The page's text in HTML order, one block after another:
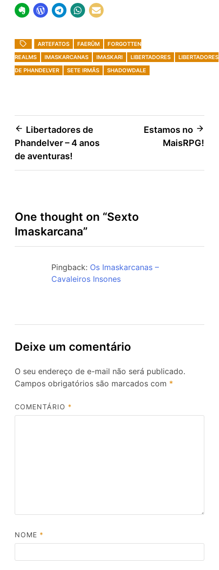
ARTEFATOS FAERÛM
FORGOTTEN
REALMS
IMASKARCANAS IMASKARI LIBERTADORES
LIBERTADORES
DE PHANDELVER
SETE IRMÃS SHADOWDALE
Navegação
de
Libertadores de
Phandelver – 4 anos
de aventuras!
Estamos no
MaisRPG!
One thought on “Sexto
Imaskarcana”
Pingback: Os Imaskarcanas –
Cavaleiros Insones
Deixe um comentário
O seu endereço de e-mail não será publicado.
Campos obrigatórios são marcados com *
COMENTÁRIO *
NOME *